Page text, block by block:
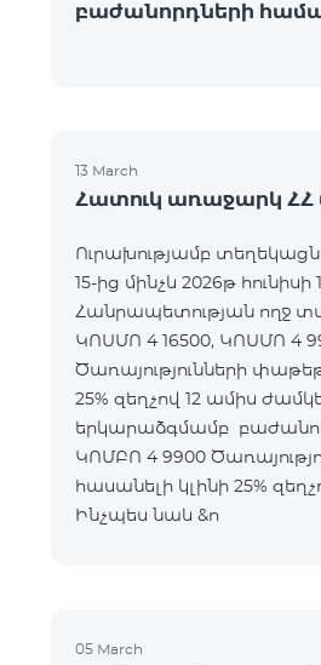
բաժանորդների
13 March
Հատուկ առաջարկ ՀՀ
Ուրախությամբ
15-ից մինչև 2026թ
Հանրապետության ողջ
ԿՈՍՄՈ 4 16500, ԿՈՍՄՈ 4
Ծառայությունների
25% զեղչով 12 ամիս
երկարաձգմամբ
ԿՈՄԲՈ 4 9900
հասանելի կլինի 25%
Ինչպես նաև &n
05 March